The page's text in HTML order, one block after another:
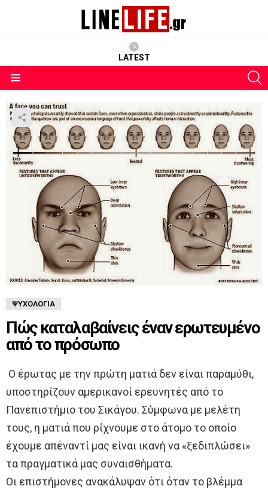
LATEST
ΨΥΧΟΛΟΓΊΑ
Πώς καταλαβαίνεις έναν ερωτευμένο
από το πρόσωπο
Ο έρωτας με την πρώτη ματιά δεν είναι παραμύθι,
υποστηρίζουν αμερικανοί ερευνητές από το
Πανεπιστήμιο του Σικάγου. Σύμφωνα με μελέτη
τους, η ματιά που ρίχνουμε στο άτομο το οποίο
έχουμε απέναντί μας είναι ικανή να «ξεδιπλώσει»
τα πραγματικά μας συναισθήματα.
Οι επιστήμονες ανακάλυψαν ότι όταν το βλέμμα